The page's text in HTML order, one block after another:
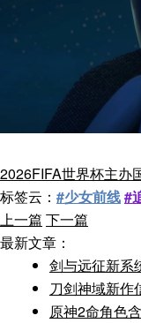
2026FIFA世界杯主办
标签云： #少女前线#
上一篇 下一篇
最新文章：
剑与远征新系
刀剑神域新作
原神2命角色